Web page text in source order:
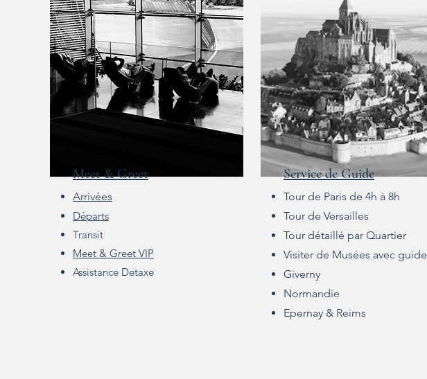
Meet & Greet
Arrivées
Départs
Transit
Meet & Greet VIP
Assistance Detaxe
Service de Guide
Tour de Paris de 4h à 8h
Tour de Versailles
Tour détaillé par Quartier
Visiter de Musées avec guide
Giverny
Normandie
Epernay & Reims